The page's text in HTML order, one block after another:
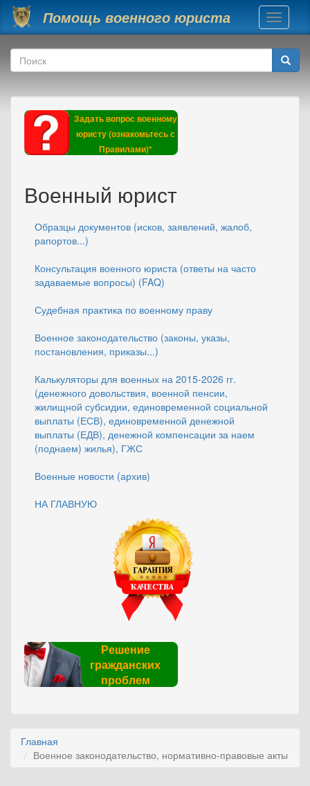
Перейти к основному содержанию
Помощь военного юриста
Toggle
Форма поиска
Поиск
Задать вопрос военному
юристу (ознакомьтесь с
Правилами)*
Военный юрист
Образцы документов (исков, заявлений, жалоб,
рапортов...)
Консультация военного юриста (ответы на часто
задаваемые вопросы) (FAQ)
Судебная практика по военному праву
Военное законодательство (законы, указы,
постановления, приказы...)
Калькуляторы для военных на 2015-2026 гг.
(денежного довольствия, военной пенсии,
жилищной субсидии, единовременной социальной
выплаты (ЕСВ), единовременной денежной
выплаты (ЕДВ), денежной компенсации за наем
(поднаем) жилья), ГЖС
Военные новости (архив)
НА ГЛАВНУЮ
Решение
гражданских
проблем
Главная
Военное законодательство, нормативно-правовые акты